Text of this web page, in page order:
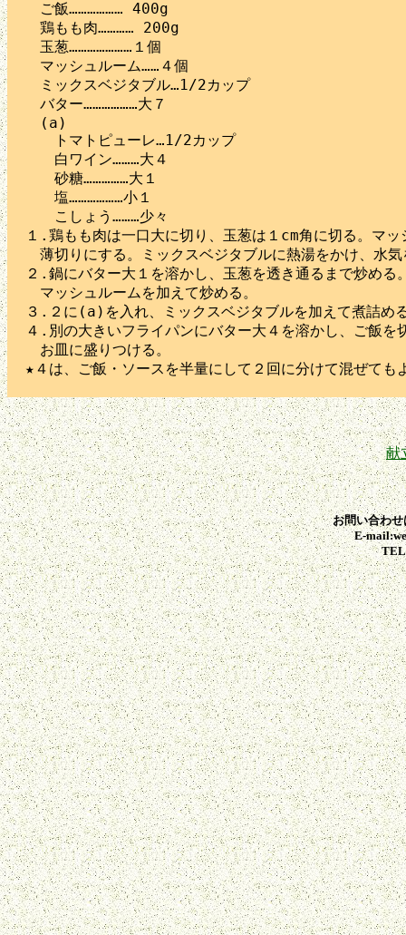
ご飯……………… 400g
鶏もも肉………… 200g
玉葱…………………１個
マッシュルーム……４個
ミックスベジタブル…1/2カップ
バター………………大７
(a)
トマトピューレ…1/2カップ
白ワイン………大４
砂糖……………大１
塩………………小１
こしょう………少々
１.鶏もも肉は一口大に切り、玉葱は１cm角に切る。マ
薄切りにする。ミックスベジタブルに熱湯をかけ、水
２.鍋にバター大１を溶かし、玉葱を透き通るまで炒める
マッシュルームを加えて炒める。
３.２に(a)を入れ、ミックスベジタブルを加えて煮詰め
４.別の大きいフライパンにバター大４を溶かし、ご飯を
お皿に盛りつける。
献
お問い合わ
E-